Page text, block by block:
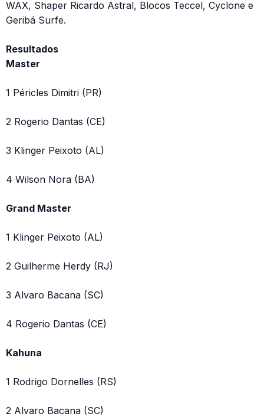
WAX, Shaper Ricardo Astral, Blocos Teccel, Cyclone e
Geribá Surfe.
Resultados
Master
1 Péricles Dimitri (PR)
2 Rogerio Dantas (CE)
3 Klinger Peixoto (AL)
4 Wilson Nora (BA)
Grand Master
1 Klinger Peixoto (AL)
2 Guilherme Herdy (RJ)
3 Alvaro Bacana (SC)
4 Rogerio Dantas (CE)
Kahuna
1 Rodrigo Dornelles (RS)
2 Alvaro Bacana (SC)